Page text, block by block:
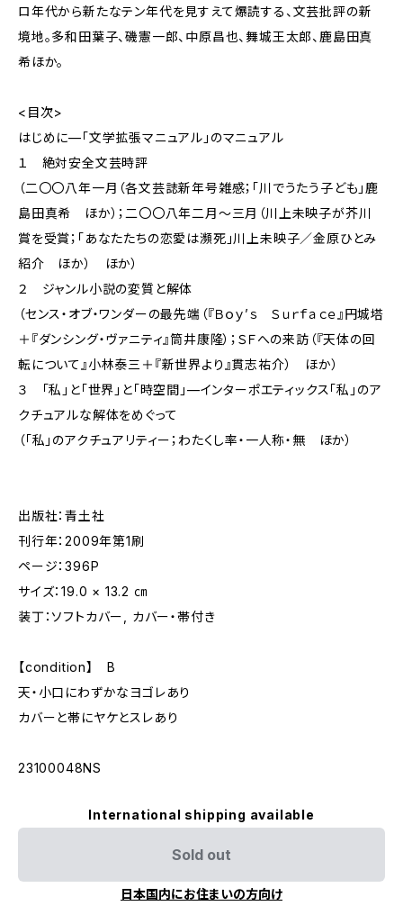
ロ年代から新たなテン年代を見すえて爆読する、文芸批評の新
境地。多和田葉子、磯憲一郎、中原昌也、舞城王太郎、鹿島田真
希ほか。
<目次>
はじめに—「文学拡張マニュアル」のマニュアル
１ 絶対安全文芸時評
（二〇〇八年一月（各文芸誌新年号雑感；「川でうたう子ども」鹿
島田真希 ほか）；二〇〇八年二月〜三月（川上未映子が芥川
賞を受賞；「あなたたちの恋愛は瀕死」川上未映子／金原ひとみ
紹介 ほか） ほか）
２ ジャンル小説の変質と解体
（センス・オブ・ワンダーの最先端（『Ｂｏｙ’ｓ Ｓｕｒｆａｃｅ』円城塔
＋『ダンシング・ヴァニティ』筒井康隆）；ＳＦへの来訪（『天体の回
転について』小林泰三＋『新世界より』貫志祐介） ほか）
３ 「私」と「世界」と「時空間」—インターポエティックス「私」のア
クチュアルな解体をめぐって
（「私」のアクチュアリティー；わたくし率・一人称・無 ほか）
出版社：青土社
刊行年：2009年第1刷
ページ：396P
サイズ：19.0 × 13.2 ㎝
装丁：ソフトカバー, カバー・帯付き
【condition】 B
天・小口にわずかなヨゴレあり
カバーと帯にヤケとスレあり
23100048NS
International shipping available
Sold out
日本国内にお住まいの方向け